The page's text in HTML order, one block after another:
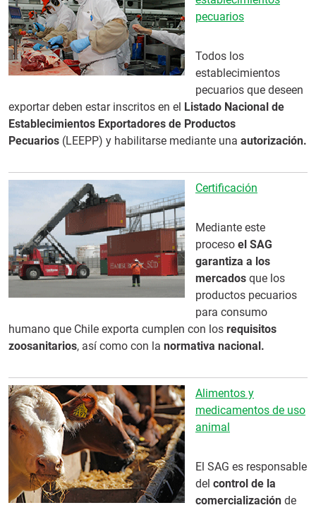
pecuarios
Todos los
establecimientos
pecuarios que deseen
exportar deben estar inscritos en el Listado Nacional de
Establecimientos Exportadores de Productos
Pecuarios (LEEPP) y habilitarse mediante una autorización.
Certificación
Mediante este
proceso el SAG
garantiza a los
mercados que los
productos pecuarios
para consumo
humano que Chile exporta cumplen con los requisitos
zoosanitarios, así como con la normativa nacional.
Alimentos y
medicamentos de uso
animal
El SAG es responsable
del control de la
comercialización de